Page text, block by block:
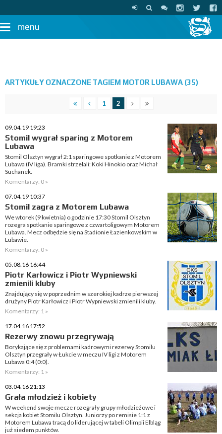
menu
ARTYKUŁY OZNACZONE TAGIEM MOTOR LUBAWA (35)
1 2
09.04.19 19:23
Stomil wygrał sparing z Motorem
Lubawa
Stomil Olsztyn wygrał 2:1 sparingowe spotkanie z Motorem
Lubawa (IV liga). Bramki strzelali: Koki Hinokio oraz Michał
Suchanek.
Komentarzy: 0 »
07.04.19 10:37
Stomil zagra z Motorem Lubawa
We wtorek (9 kwietnia) o godzinie 17:30 Stomil Olsztyn
rozegra spotkanie sparingowe z czwartoligowym Motorem
Lubawa. Mecz odbędzie się na Stadionie Łazienkowskim w
Lubawie.
Komentarzy: 0 »
05.08.16 16:44
Piotr Karłowicz i Piotr Wypniewski
zmienili kluby
Znajdujący się w poprzednim w szerokiej kadrze pierwszej
drużyny Piotr Karłowicz i Piotr Wypniewski zmienili kluby.
Komentarzy: 1 »
17.04.16 17:52
Rezerwy znowu przegrywają
Borykające się z problemami kadrowymi rezerwy Stomilu
Olsztyn przegrały w Łukcie w meczu IV ligi z Motorem
Lubawa 0:4 (0:0).
Komentarzy: 1 »
03.04.16 21:13
Grała młodzież i kobiety
W weekend swoje mecze rozegrały grupy młodzieżowe i
sekcja kobiet Stomilu Olsztyn. Juniorzy po remisie 1:1 z
Motorem Lubawa tracą do liderującej w tabeli Olimpii Elbląg
już siedem punktów.